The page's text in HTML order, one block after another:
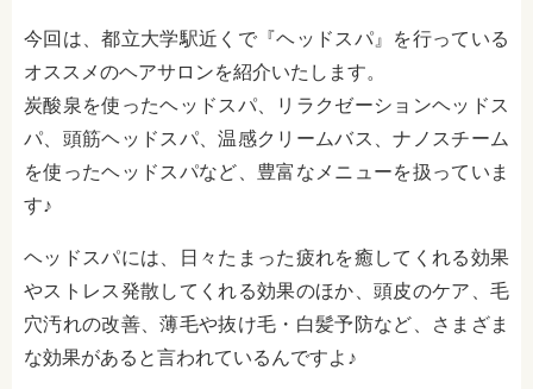
今回は、都立大学駅近くで『ヘッドスパ』を行っている
オススメのヘアサロンを紹介いたします。
炭酸泉を使ったヘッドスパ、リラクゼーションヘッドス
パ、頭筋ヘッドスパ、温感クリームバス、ナノスチーム
を使ったヘッドスパなど、豊富なメニューを扱っていま
す♪
ヘッドスパには、日々たまった疲れを癒してくれる効果
やストレス発散してくれる効果のほか、頭皮のケア、毛
穴汚れの改善、薄毛や抜け毛・白髪予防など、さまざま
な効果があると言われているんですよ♪